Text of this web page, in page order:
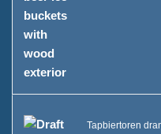
Tapbiertoren